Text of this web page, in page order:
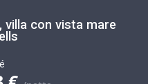
villa con vista mare